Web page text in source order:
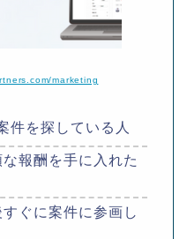
marketing
件を探している人
報酬を手に入れた
ぐに案件に参画し